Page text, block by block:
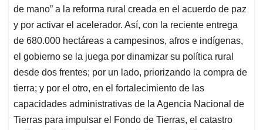
p
k
n
de mano” a la reforma rural creada en el acuerdo de paz
y por activar el acelerador. Así, con la reciente entrega
de 680.000 hectáreas a campesinos, afros e indígenas,
el gobierno se la juega por dinamizar su política rural
desde dos frentes; por un lado, priorizando la compra de
tierra; y por el otro, en el fortalecimiento de las
capacidades administrativas de la Agencia Nacional de
Tierras para impulsar el Fondo de Tierras, el catastro